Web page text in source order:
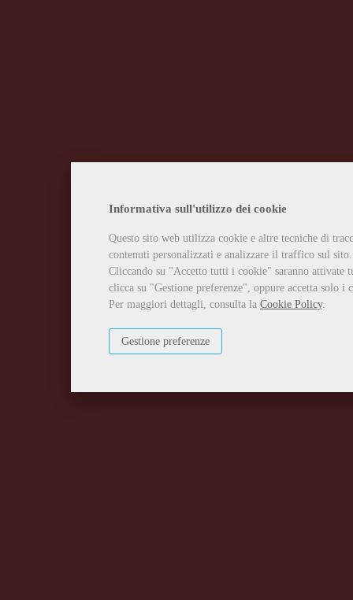
Informativa sull'utilizzo dei cookie
Questo sito web utilizza cookie e altre tecniche di
contenuti personalizzati e analizzare il traffico sul sito.
Cliccando su "Accetto tutti i cookie" saranno attivate
clicca su "Gestione preferenze", oppure accetta solo
Per maggiori dettagli, consulta la Cookie Policy.
Gestione preferenze